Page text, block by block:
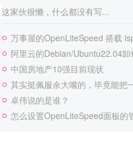
这家伙很懒，什么都没有写...
万事屋的OpenLiteSpeed 搭载
阿里云的Debian/Ubuntu22.04卸
中国房地产10强目前现状
其实挺佩服余大嘴的，毕竟能把
卓伟说的是谁？
怎么设置OpenLiteSpeed面板的